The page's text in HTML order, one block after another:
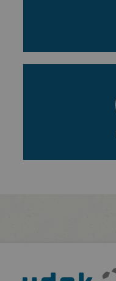
Fußleisten-